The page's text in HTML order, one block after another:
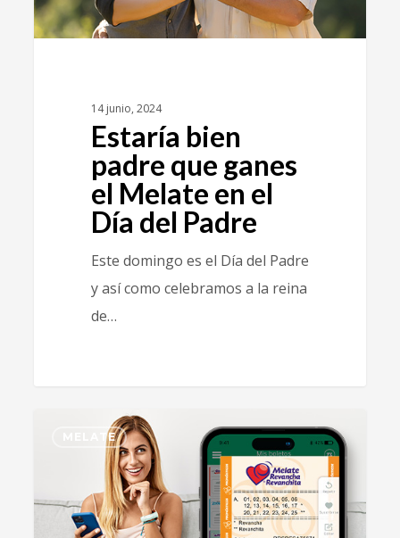
14 junio, 2024
Estaría bien
padre que ganes
el Melate en el
Día del Padre
Este domingo es el Día del Padre
y así como celebramos a la reina
de…
MELATE